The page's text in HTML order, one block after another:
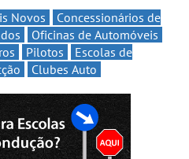
Novos
Concessionários de
Oficinas de Automóveis
Pilotos
Escolas de
Clubes Auto